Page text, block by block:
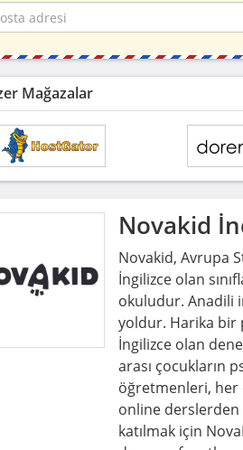
Mağazalar
Novakid
Novakid, Avrupa
İngilizce olan
okuludur. Anadili
yoldur. Harika bir
İngilizce olan
arası çocukların
öğretmenleri, her
online derslerden
katılmak için